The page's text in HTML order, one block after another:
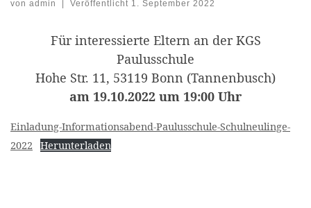
von admin Veröffentlicht 1. September 2022
Für interessierte Eltern an der KGS
Paulusschule
Hohe Str. 11, 53119 Bonn (Tannenbusch)
am 19.10.2022 um 19:00 Uhr
Einladung-Informationsabend-Paulusschule-Schulneulinge-
2022
Herunterladen